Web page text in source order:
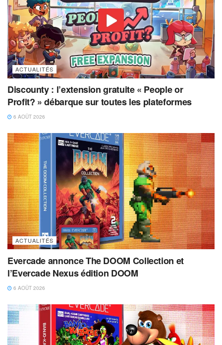
ACTUALITÉS
Discounty : l’extension gratuite « People or
Profit? » débarque sur toutes les plateformes
6 AOÛT 2026
ACTUALITÉS
Evercade annonce The DOOM Collection et
l’Evercade Nexus édition DOOM
6 AOÛT 2026